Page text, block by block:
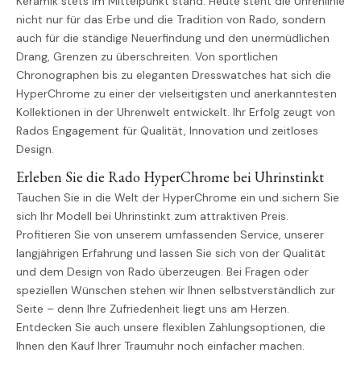
nicht nur für das Erbe und die Tradition von Rado, sondern
auch für die ständige Neuerfindung und den unermüdlichen
Drang, Grenzen zu überschreiten. Von sportlichen
Chronographen bis zu eleganten Dresswatches hat sich die
HyperChrome zu einer der vielseitigsten und anerkanntesten
Kollektionen in der Uhrenwelt entwickelt. Ihr Erfolg zeugt von
Rados Engagement für Qualität, Innovation und zeitloses
Design.
Erleben Sie die Rado HyperChrome bei Uhrinstinkt
Tauchen Sie in die Welt der HyperChrome ein und sichern Sie
sich Ihr Modell bei Uhrinstinkt zum attraktiven Preis.
Profitieren Sie von unserem umfassenden Service, unserer
langjährigen Erfahrung und lassen Sie sich von der Qualität
und dem Design von Rado überzeugen. Bei Fragen oder
speziellen Wünschen stehen wir Ihnen selbstverständlich zur
Seite – denn Ihre Zufriedenheit liegt uns am Herzen.
Entdecken Sie auch unsere flexiblen Zahlungsoptionen, die
Ihnen den Kauf Ihrer Traumuhr noch einfacher machen.